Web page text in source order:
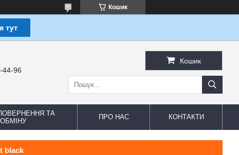
Кошик
44-96
Кошик
ТА
ОБМІНУ
ПРО НАС КОНТАКТИ
black